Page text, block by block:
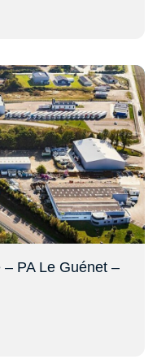
PA Le Guénet –